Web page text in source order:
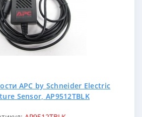
APC by Schneider Electric
Sensor, AP9512TBLK